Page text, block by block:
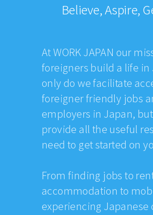
Believe, Aspire,
At WORK JAPAN our
foreigners build a life in
only do we facilitate
foreigner friendly jobs
employers in Japan,
provide all the useful
need to get started on
From finding jobs to
accommodation to
experiencing Japanese